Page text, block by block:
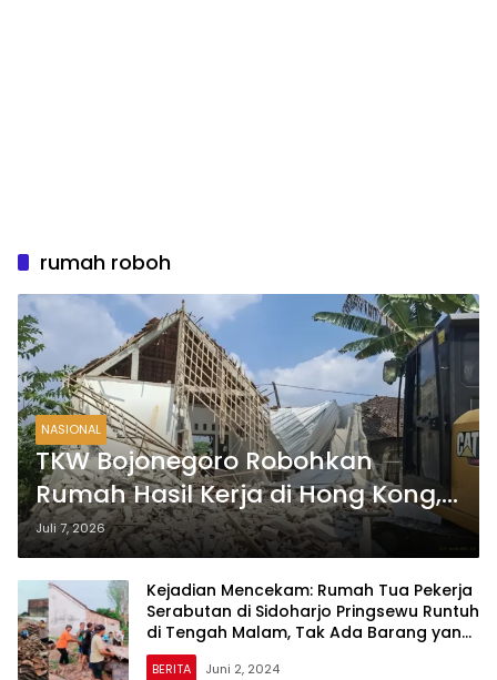
rumah roboh
NASIONAL
TKW Bojonegoro Robohkan
Rumah Hasil Kerja di Hong Kong,
Diduga Dipicu Perselingkuhan
Suami
Juli 7, 2026
Kejadian Mencekam: Rumah Tua Pekerja
Serabutan di Sidoharjo Pringsewu Runtuh
di Tengah Malam, Tak Ada Barang yang
Selamat
BERITA Juni 2, 2024